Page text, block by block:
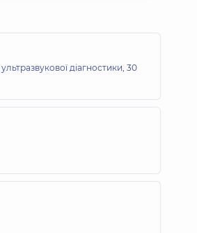
діагностики, 30